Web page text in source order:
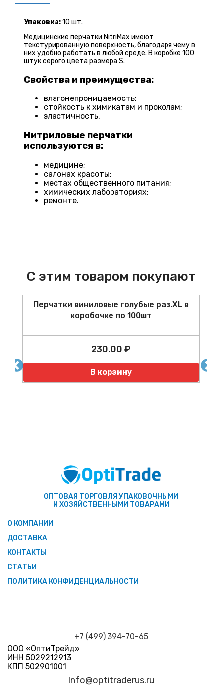
Упаковка:10 шт.
Медицинские перчатки NitriMax имеют
текстурированную поверхность, благодаря чему в
них удобно работать в любой среде. В коробке 100
штук серого цвета размера S.
Свойства и преимущества:
влагонепроницаемость;
стойкость к химикатам и проколам;
эластичность.
Нитриловые перчатки
используются в:
медицине;
салонах красоты;
местах общественного питания;
химических лабораториях;
ремонте.
С этим товаром покупают
Перчатки виниловые голубые раз.XL в
коробочке по 100шт
230.00 ₽
Количество
В корзину
ОПТОВАЯ ТОРГОВЛЯ УПАКОВОЧНЫМИ
И ХОЗЯЙСТВЕННЫМИ ТОВАРАМИ
О КОМПАНИИ
ДОСТАВКА
КОНТАКТЫ
СТАТЬИ
ПОЛИТИКА КОНФИДЕНЦИАЛЬНОСТИ
+7 (499) 394-70-65
ООО «ОптиТрейд»
ИНН 5029212913
КПП 502901001
Info@optitraderus.ru